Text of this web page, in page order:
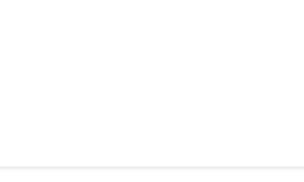
pessoas conversando interfere.
as cabines portáteis...